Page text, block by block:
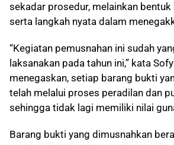
sekadar prosedur, melainkan
serta langkah nyata dalam
“Kegiatan pemusnahan ini sudah
laksanakan pada tahun ini,” kata
menegaskan, setiap barang bukti
telah melalui proses peradilan dan
sehingga tidak lagi memiliki nilai
Barang bukti yang dimusnahkan